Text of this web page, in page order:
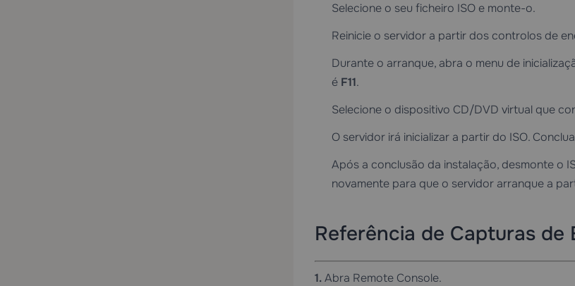
Selecione o seu ficheiro ISO e monte-o.
Reinicie o servidor a partir dos controlos de
Durante o arranque, abra o menu de
é F11.
Selecione o dispositivo CD/DVD virtual que
O servidor irá inicializar a partir do ISO.
Após a conclusão da instalação, desmonte o
novamente para que o servidor arranque a
Referência de Capturas de
1.Abra Remote Console.